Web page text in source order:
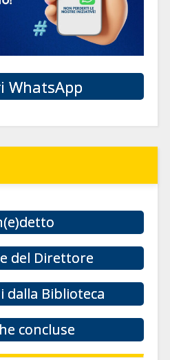
WhatsApp
del Direttore
dalla Biblioteca
concluse